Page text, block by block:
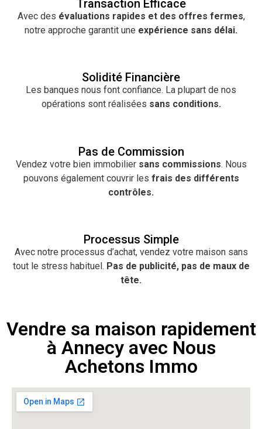
Transaction Efficace
Avec des évaluations rapides et des offres fermes,
notre approche garantit une expérience sans délai.
Solidité Financière
Les banques nous font confiance. La plupart de nos
opérations sont réalisées sans conditions.
Pas de Commission
Vendez votre bien immobilier sans commissions. Nous
pouvons également couvrir les frais des différents
contrôles.
Processus Simple
Avec notre processus d’achat, vendez votre maison sans
tout le stress habituel. Pas de publicité, pas de maux de
tête.
Vendre sa maison rapidement
à Annecy avec Nous
Achetons Immo